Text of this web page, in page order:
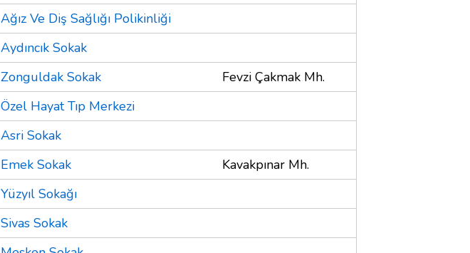
Ağız Ve Diş Sağlığı Polikinliği
Aydıncık Sokak
Zonguldak Sokak
Fevzi Çakmak Mh.
Özel Hayat Tıp Merkezi
Asri Sokak
Emek Sokak
Kavakpınar Mh.
Yüzyıl Sokağı
Sivas Sokak